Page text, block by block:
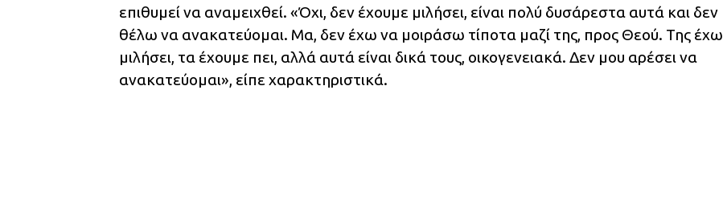
επιθυμεί να αναμειχθεί. «Όχι, δεν έχουμε μιλήσει, είναι πολύ δυσάρεστα αυτά και δεν
θέλω να ανακατεύομαι. Μα, δεν έχω να μοιράσω τίποτα μαζί της, προς Θεού. Της έχω
μιλήσει, τα έχουμε πει, αλλά αυτά είναι δικά τους, οικογενειακά. Δεν μου αρέσει να
ανακατεύομαι», είπε χαρακτηριστικά.